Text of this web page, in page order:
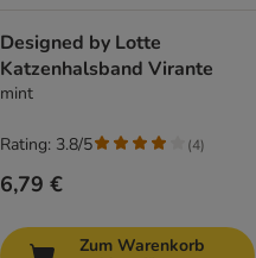
Designed by Lotte
Katzenhalsband Virante
mint
6,79 €
Rating: 3.8/5 (4)
Zum Warenkorb